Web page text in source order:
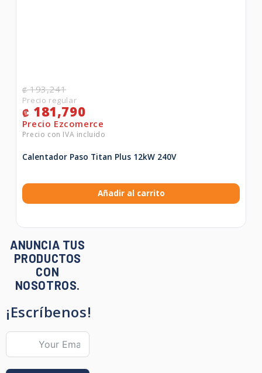
₡193,241
₡ 181,790
Calentador Paso Titan Plus 12kW 240V
Añadir al carrito
ANUNCIA TUS
PRODUCTOS
CON
NOSOTROS.
¡Escríbenos!